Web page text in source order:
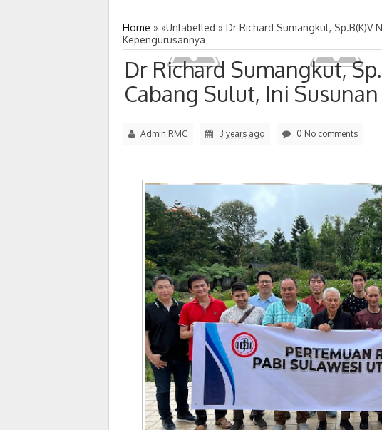
Home » »Unlabelled » Dr Richard Sumangkut, Sp.B(K)V
Kepengurusannya
Dr Richard Sumangkut,
Cabang Sulut, Ini
Admin RMC 3 years ago 0 No comments